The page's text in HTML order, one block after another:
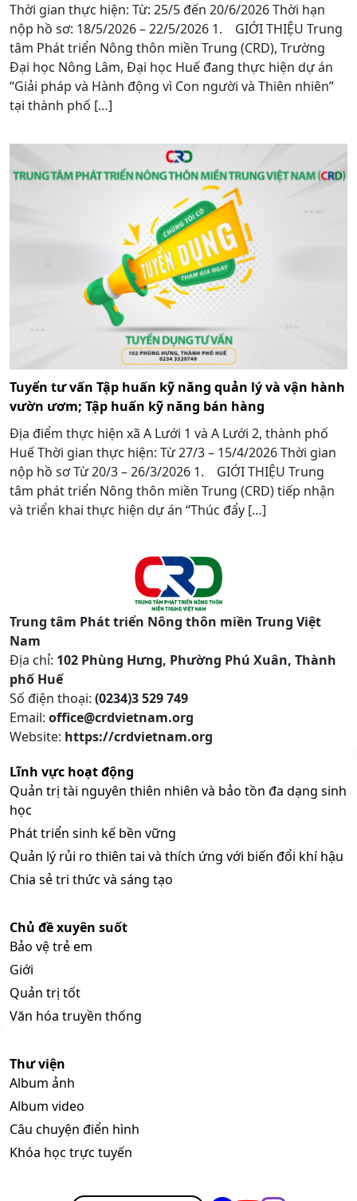
Thời gian thực hiện: Từ: 25/5 đến 20/6/2026 Thời hạn
nộp hồ sơ: 18/5/2026 – 22/5/2026 1. GIỚI THIỆU Trung
tâm Phát triển Nông thôn miền Trung (CRD), Trường
Đại học Nông Lâm, Đại học Huế đang thực hiện dự án
“Giải pháp và Hành động vì Con người và Thiên nhiên”
tại thành phố […]
Tuyển tư vấn Tập huấn kỹ năng quản lý và vận hành
vườn ươm; Tập huấn kỹ năng bán hàng
Địa điểm thực hiện xã A Lưới 1 và A Lưới 2, thành phố
Huế Thời gian thực hiện: Từ 27/3 – 15/4/2026 Thời gian
nộp hồ sơ Từ 20/3 – 26/3/2026 1. GIỚI THIỆU Trung
tâm phát triển Nông thôn miền Trung (CRD) tiếp nhận
và triển khai thực hiện dự án “Thúc đẩy […]
Trung tâm Phát triển Nông thôn miền Trung Việt
Nam
Địa chỉ: 102 Phùng Hưng, Phường Phú Xuân, Thành
phố Huế
Số điện thoại: (0234)3 529 749
Email: office@crdvietnam.org
Website: https://crdvietnam.org
Lĩnh vực hoạt động
Quản trị tài nguyên thiên nhiên và bảo tồn đa dạng sinh
học
Phát triển sinh kế bền vững
Quản lý rủi ro thiên tai và thích ứng với biến đổi khí hậu
Chia sẻ tri thức và sáng tạo
Chủ đề xuyên suốt
Bảo vệ trẻ em
Giới
Quản trị tốt
Văn hóa truyền thống
Thư viện
Album ảnh
Album video
Câu chuyện điển hình
Khóa học trực tuyến